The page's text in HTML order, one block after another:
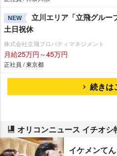
NEW
立川エリア「立飛グルー
土日祝休
株式会社立飛プロパティマネジメント
月給25万円～45万円
正社員 / 東京都
続きは
オリコンニュース イチオシ
イケメンて